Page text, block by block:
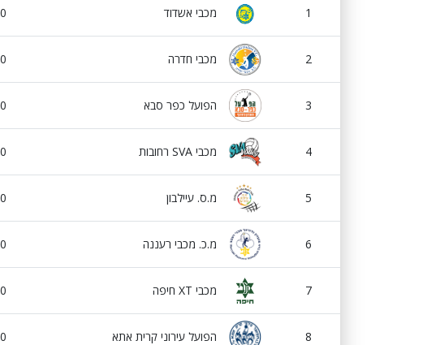
מכבי אשדוד 1
מכבי חדרה 2
הפועל כפר סבא 3
מכבי SVA רחובות 4
מ.ס. עיילבון 5
מ.כ. מכבי רעננה 6
מכבי XT חיפה 7
הפועל עירוני קרית אתא 8